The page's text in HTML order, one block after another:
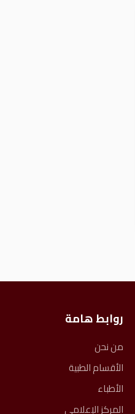
روابط هامة
من نحن
الأقسام الطبية
الأطباء
المركز الإعلامي